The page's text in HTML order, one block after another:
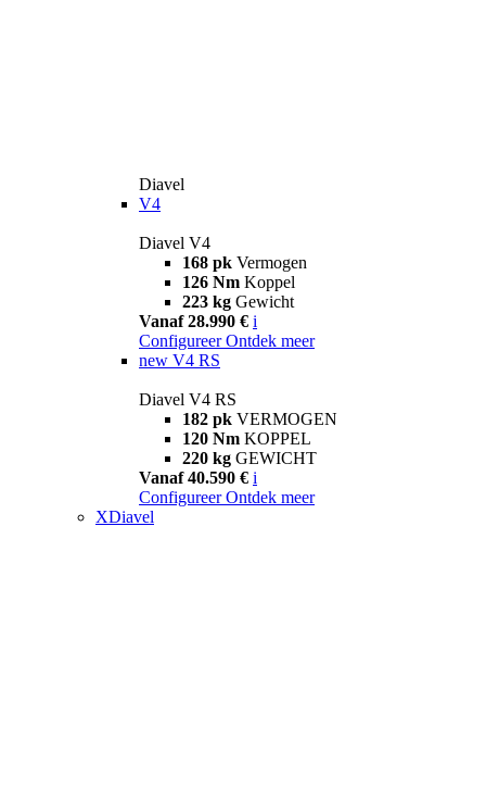
Diavel
V4
Diavel V4
168 pk Vermogen
126 Nm Koppel
223 kg Gewicht
Vanaf 28.990 € i
Configureer Ontdek meer
new V4 RS
Diavel V4 RS
182 pk VERMOGEN
120 Nm KOPPEL
220 kg GEWICHT
Vanaf 40.590 € i
Configureer Ontdek meer
XDiavel